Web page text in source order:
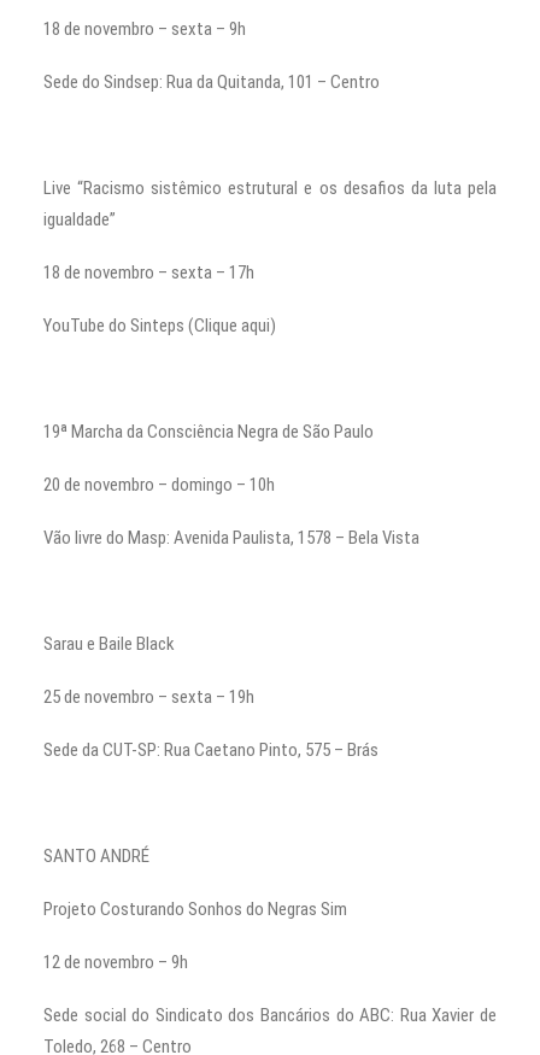
18 de novembro – sexta – 9h
Sede do Sindsep: Rua da Quitanda, 101 – Centro
Live “Racismo sistêmico estrutural e os desafios da luta pela
igualdade”
18 de novembro – sexta – 17h
YouTube do Sinteps (Clique aqui)
19ª Marcha da Consciência Negra de São Paulo
20 de novembro – domingo – 10h
Vão livre do Masp: Avenida Paulista, 1578 – Bela Vista
Sarau e Baile Black
25 de novembro – sexta – 19h
Sede da CUT-SP: Rua Caetano Pinto, 575 – Brás
SANTO ANDRÉ
Projeto Costurando Sonhos do Negras Sim
12 de novembro – 9h
Sede social do Sindicato dos Bancários do ABC: Rua Xavier de
Toledo, 268 – Centro